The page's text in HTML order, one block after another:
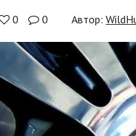
0 0 Автор: